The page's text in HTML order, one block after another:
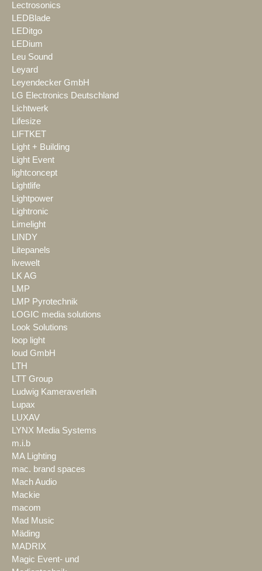
Lectrosonics
LEDBlade
LEDitgo
LEDium
Leu Sound
Leyard
Leyendecker GmbH
LG Electronics Deutschland
Lichtwerk
Lifesize
LIFTKET
Light + Building
Light Event
lightconcept
Lightlife
Lightpower
Lightronic
Limelight
LINDY
Litepanels
livewelt
LK AG
LMP
LMP Pyrotechnik
LOGIC media solutions
Look Solutions
loop light
loud GmbH
LTH
LTT Group
Ludwig Kameraverleih
Lupax
LUXAV
LYNX Media Systems
m.i.b
MA Lighting
mac. brand spaces
Mach Audio
Mackie
macom
Mad Music
Mäding
MADRIX
Magic Event- und